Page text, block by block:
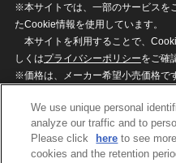
※本サイトでは、一部のサービスを
たCookie情報を使用しています。
本サイトを利用することで、
しくはプライバシーポリシーをご確
※価格は、メーカー希望小売価格で
ざいますのでご了承ください。
privacypolicy
We use unique personal
analyze our traffic and to
Please click
here to see
cookies and the retention